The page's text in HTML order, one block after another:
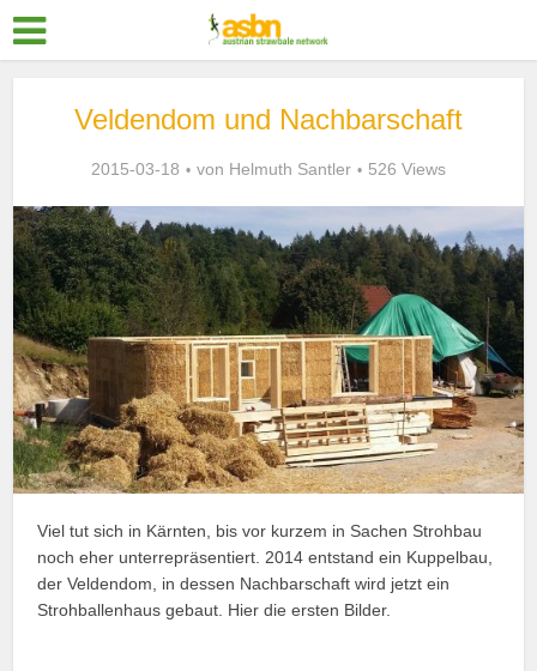
Veldendom und Nachbarschaft
2015-03-18 von Helmuth Santler 526 Views
Viel tut sich in Kärnten, bis vor kurzem in Sachen Strohbau
noch eher unterrepräsentiert. 2014 entstand ein Kuppelbau,
der Veldendom, in dessen Nachbarschaft wird jetzt ein
Strohballenhaus gebaut. Hier die ersten Bilder.